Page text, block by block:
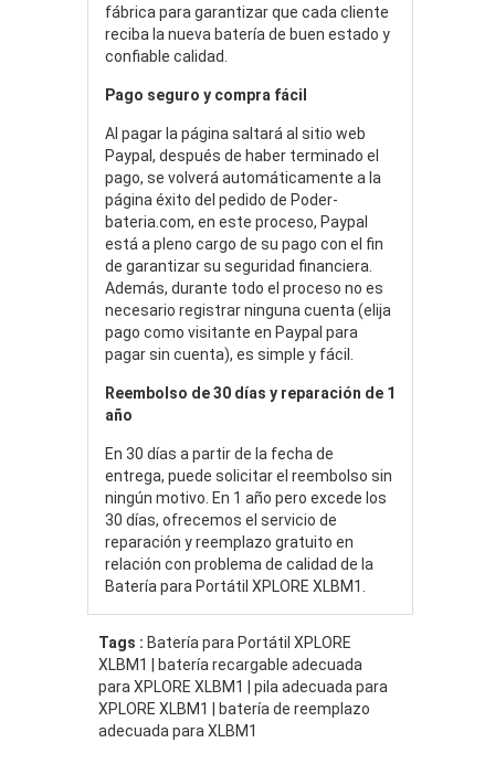
fábrica para garantizar que cada cliente
reciba la nueva batería de buen estado y
confiable calidad.
Pago seguro y compra fácil
Al pagar la página saltará al sitio web
Paypal, después de haber terminado el
pago, se volverá automáticamente a la
página éxito del pedido de Poder-
bateria.com, en este proceso, Paypal
está a pleno cargo de su pago con el fin
de garantizar su seguridad financiera.
Además, durante todo el proceso no es
necesario registrar ninguna cuenta (elija
pago como visitante en Paypal para
pagar sin cuenta), es simple y fácil.
Reembolso de 30 días y reparación de 1
año
En 30 días a partir de la fecha de
entrega, puede solicitar el reembolso sin
ningún motivo. En 1 año pero excede los
30 días, ofrecemos el servicio de
reparación y reemplazo gratuito en
relación con problema de calidad de la
Batería para Portátil XPLORE XLBM1.
Tags : Batería para Portátil XPLORE
XLBM1 | batería recargable adecuada
para XPLORE XLBM1 | pila adecuada para
XPLORE XLBM1 | batería de reemplazo
adecuada para XLBM1